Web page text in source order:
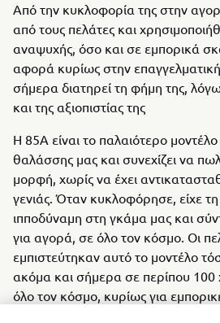
Από την κυκλοφορία της στην
από τους πελάτες και
αναψυχής, όσο και σε εμπορικά
αφορά κυρίως στην
σήμερα διατηρεί τη φήμη της,
και της αξιοπιστίας της
Η 85A είναι το παλαιότερο
θαλάσσης μας και συνεχίζει να
μορφή, χωρίς να έχει
γενιάς. Όταν κυκλοφόρησε, είχε
ιπποδύναμη στη γκάμα μας και
για αγορά, σε όλο τον κόσμο. Οι
εμπιστεύτηκαν αυτό το μοντέλο
ακόμα και σήμερα σε περίπου 100
όλο τον κόσμο, κυρίως για